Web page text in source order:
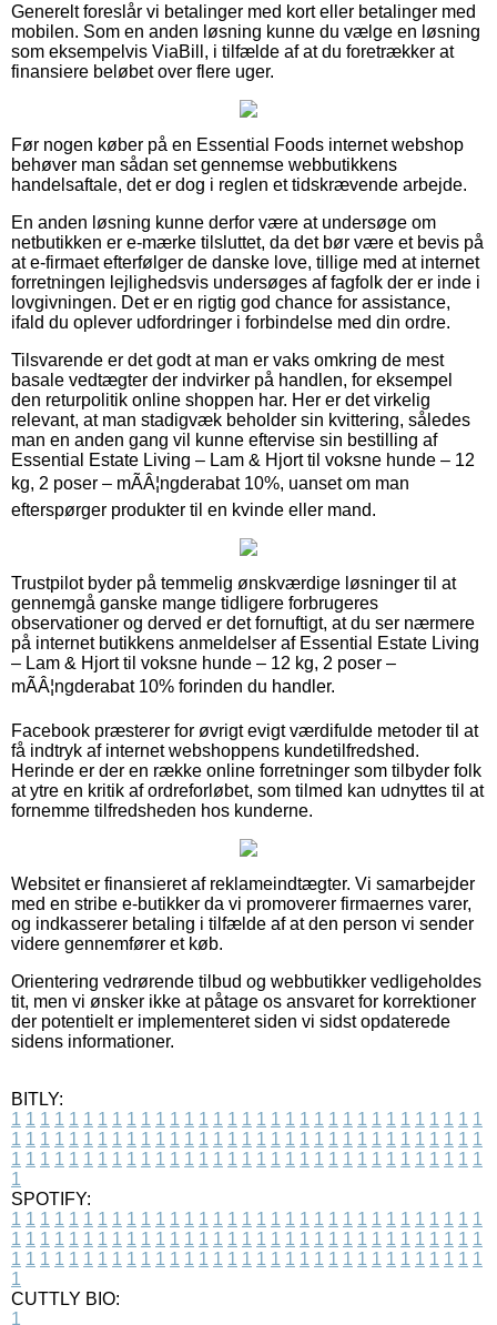
Generelt foreslår vi betalinger med kort eller betalinger med
mobilen. Som en anden løsning kunne du vælge en løsning
som eksempelvis ViaBill, i tilfælde af at du foretrækker at
finansiere beløbet over flere uger.
Før nogen køber på en Essential Foods internet webshop
behøver man sådan set gennemse webbutikkens
handelsaftale, det er dog i reglen et tidskrævende arbejde.
En anden løsning kunne derfor være at undersøge om
netbutikken er e-mærke tilsluttet, da det bør være et bevis på
at e-firmaet efterfølger de danske love, tillige med at internet
forretningen lejlighedsvis undersøges af fagfolk der er inde i
lovgivningen. Det er en rigtig god chance for assistance,
ifald du oplever udfordringer i forbindelse med din ordre.
Tilsvarende er det godt at man er vaks omkring de mest
basale vedtægter der indvirker på handlen, for eksempel
den returpolitik online shoppen har. Her er det virkelig
relevant, at man stadigvæk beholder sin kvittering, således
man en anden gang vil kunne eftervise sin bestilling af
Essential Estate Living – Lam & Hjort til voksne hunde – 12
kg, 2 poser – mÃÂ¦ngderabat 10%, uanset om man
efterspørger produkter til en kvinde eller mand.
Trustpilot byder på temmelig ønskværdige løsninger til at
gennemgå ganske mange tidligere forbrugeres
observationer og derved er det fornuftigt, at du ser nærmere
på internet butikkens anmeldelser af Essential Estate Living
– Lam & Hjort til voksne hunde – 12 kg, 2 poser –
mÃÂ¦ngderabat 10% forinden du handler.
Facebook præsterer for øvrigt evigt værdifulde metoder til at
få indtryk af internet webshoppens kundetilfredshed.
Herinde er der en række online forretninger som tilbyder folk
at ytre en kritik af ordreforløbet, som tilmed kan udnyttes til at
fornemme tilfredsheden hos kunderne.
Websitet er finansieret af reklameindtægter. Vi samarbejder
med en stribe e-butikker da vi promoverer firmaernes varer,
og indkasserer betaling i tilfælde af at den person vi sender
videre gennemfører et køb.
Orientering vedrørende tilbud og webbutikker vedligeholdes
tit, men vi ønsker ikke at påtage os ansvaret for korrektioner
der potentielt er implementeret siden vi sidst opdaterede
sidens informationer.
BITLY:
1 1 1 1 1 1 1 1 1 1 1 1 1 1 1 1 1 1 1 1 1 1 1 1 1 1 1 1 1 1 1 1 1
1 1 1 1 1 1 1 1 1 1 1 1 1 1 1 1 1 1 1 1 1 1 1 1 1 1 1 1 1 1 1 1 1
1 1 1 1 1 1 1 1 1 1 1 1 1 1 1 1 1 1 1 1 1 1 1 1 1 1 1 1 1 1 1 1 1
1
SPOTIFY:
1 1 1 1 1 1 1 1 1 1 1 1 1 1 1 1 1 1 1 1 1 1 1 1 1 1 1 1 1 1 1 1 1
1 1 1 1 1 1 1 1 1 1 1 1 1 1 1 1 1 1 1 1 1 1 1 1 1 1 1 1 1 1 1 1 1
1 1 1 1 1 1 1 1 1 1 1 1 1 1 1 1 1 1 1 1 1 1 1 1 1 1 1 1 1 1 1 1 1
1
CUTTLY BIO:
1